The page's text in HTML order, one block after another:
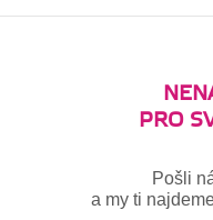
PRO
Pošli
a my ti